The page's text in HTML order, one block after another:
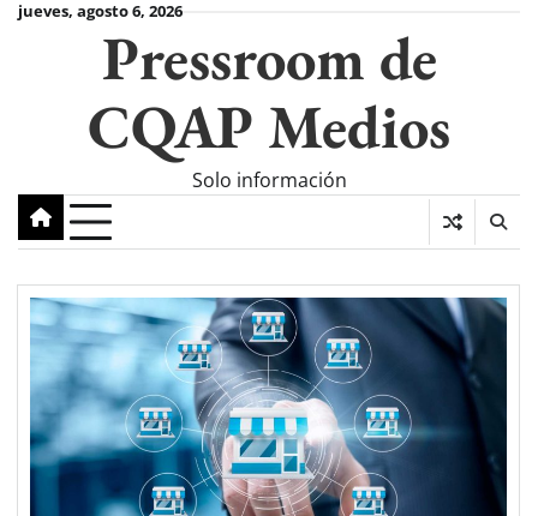
Skipjueves, agosto 6, 2026
Pressroom de
CQAP Medios
Solo información